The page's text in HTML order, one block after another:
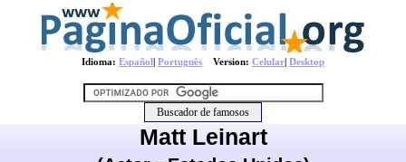
Idioma: Español| Português Version: Celular| Desktop
Matt Leinart